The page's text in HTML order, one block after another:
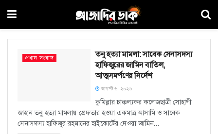
প্রধান সংবাদ
তনু হত্যা মামলা: সাবেক সেনাসদস্য
হাফিজুরের জামিন বাতিল,
আত্মসমর্পণের নির্দেশ
আগস্ট ৬, ২০২৬
কুমিল্লার চাঞ্চল্যকর কলেজছাত্রী সোহাগী
জাহান তনু হত্যা মামলায় গ্রেফতার হওয়া একমাত্র আসামি ও সাবেক
সেনাসদস্য হাফিজুর রহমানের হাইকোর্টের দেওয়া জামিন...